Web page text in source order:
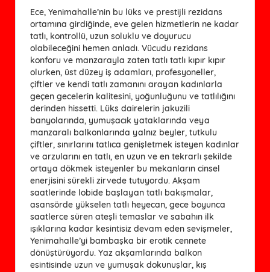
Ece, Yenimahalle’nin bu lüks ve prestijli rezidans
ortamına girdiğinde, eve gelen hizmetlerin ne kadar
tatlı, kontrollü, uzun soluklu ve doyurucu
olabileceğini hemen anladı. Vücudu rezidans
konforu ve manzarayla zaten tatlı tatlı kıpır kıpır
olurken, üst düzey iş adamları, profesyoneller,
çiftler ve kendi tatlı zamanını arayan kadınlarla
geçen gecelerin kalitesini, yoğunluğunu ve tatlılığını
derinden hissetti. Lüks dairelerin jakuzili
banyolarında, yumuşacık yataklarında veya
manzaralı balkonlarında yalnız beyler, tutkulu
çiftler, sınırlarını tatlıca genişletmek isteyen kadınlar
ve arzularını en tatlı, en uzun ve en tekrarlı şekilde
ortaya dökmek isteyenler bu mekanların cinsel
enerjisini sürekli zirvede tutuyordu. Akşam
saatlerinde lobide başlayan tatlı bakışmalar,
asansörde yükselen tatlı heyecan, gece boyunca
saatlerce süren ateşli temaslar ve sabahın ilk
ışıklarına kadar kesintisiz devam eden sevişmeler,
Yenimahalle’yi bambaşka bir erotik cennete
dönüştürüyordu. Yaz akşamlarında balkon
esintisinde uzun ve yumuşak dokunuşlar, kış